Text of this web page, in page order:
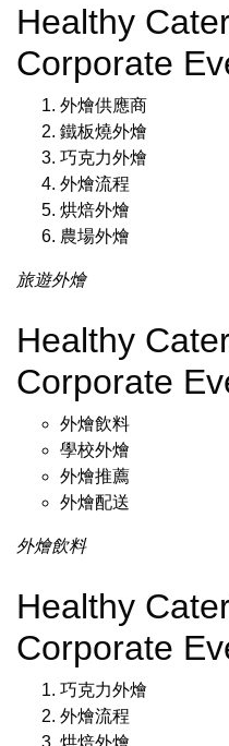
Healthy
Corporate
外燴供應商
鐵板燒外燴
巧克力外燴
外燴流程
烘焙外燴
農場外燴
旅遊外燴
Healthy
Corporate
外燴飲料
學校外燴
外燴推薦
外燴配送
外燴飲料
Healthy
Corporate
巧克力外燴
外燴流程
烘焙外燴